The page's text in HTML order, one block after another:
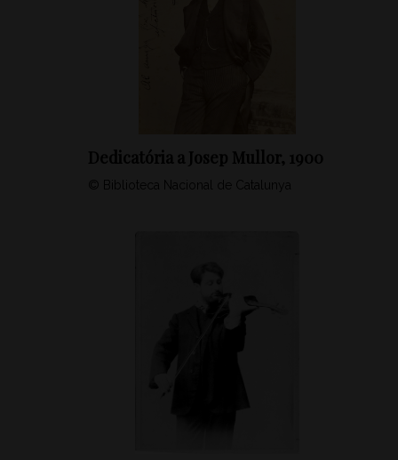
Dedicatória a Josep Mullor, 1900
© Biblioteca Nacional de Catalunya